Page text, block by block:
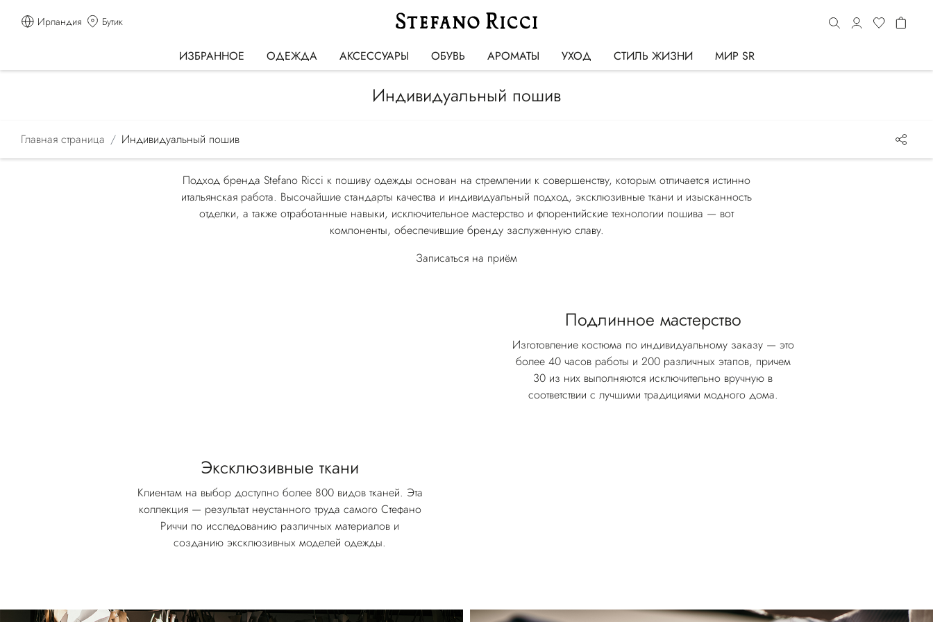
Ирландия Бутик
ИЗБРАННОЕ ОДЕЖДА АКСЕССУАРЫ ОБУВЬ АРОМАТЫ УХОД СТИЛЬ ЖИЗНИ МИР SR
Индивидуальный пошив
Главная страница Индивидуальный пошив
Подход бренда Stefano Ricci к пошиву одежды основан на стремлении к совершенству, которым отличается истинно
итальянская работа. Высочайшие стандарты качества и индивидуальный подход, эксклюзивные ткани и изысканность
отделки, а также отработанные навыки, исключительное мастерство и флорентийские технологии пошива — вот
компоненты, обеспечившие бренду заслуженную славу.
Записаться на приём
Подлинное мастерство
Изготовление костюма по индивидуальному заказу — это
более 40 часов работы и 200 различных этапов, причем
30 из них выполняются исключительно вручную в
соответствии с лучшими традициями модного дома.
Эксклюзивные ткани
Клиентам на выбор доступно более 800 видов тканей. Эта
коллекция — результат неустанного труда самого Стефано
Риччи по исследованию различных материалов и
созданию эксклюзивных моделей одежды.